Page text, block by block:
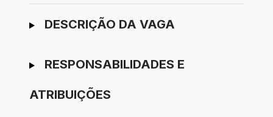
Ir para candidatura
DESCRIÇÃO DA VAGA
RESPONSABILIDADES E
ATRIBUIÇÕES